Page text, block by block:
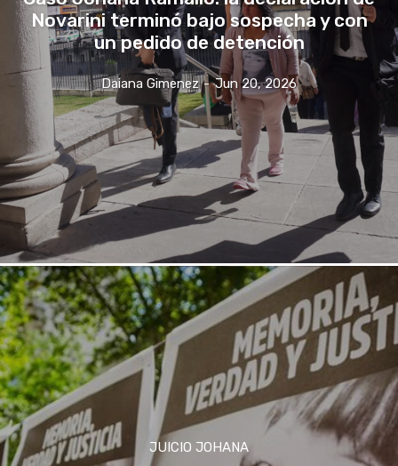
Novarini terminó bajo sospecha y con
un pedido de detención
Daiana Gimenez - Jun 20, 2026
JUICIO JOHANA